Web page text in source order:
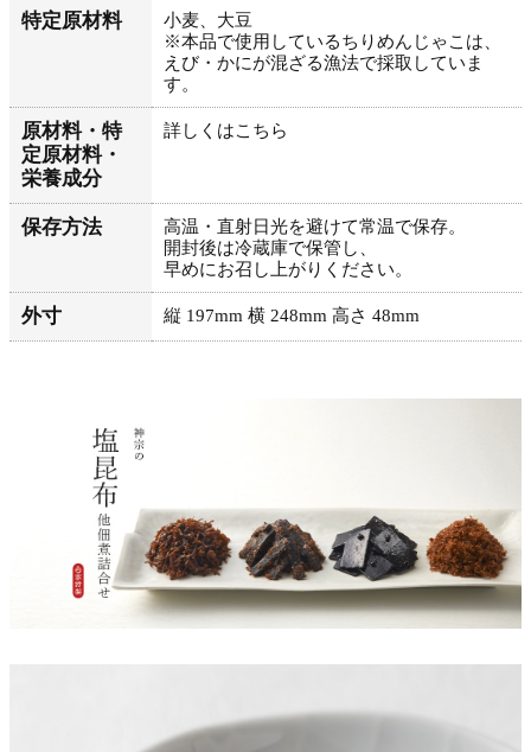
特定原材料
小麦、大豆
※本品で使用しているちりめんじゃこは、
えび・かにが混ざる漁法で採取していま
す。
原材料・特
定原材料・
栄養成分
詳しくはこちら
保存方法
高温・直射日光を避けて常温で保存。
開封後は冷蔵庫で保管し、
早めにお召し上がりください。
外寸 縦 197mm 横 248mm 高さ 48mm